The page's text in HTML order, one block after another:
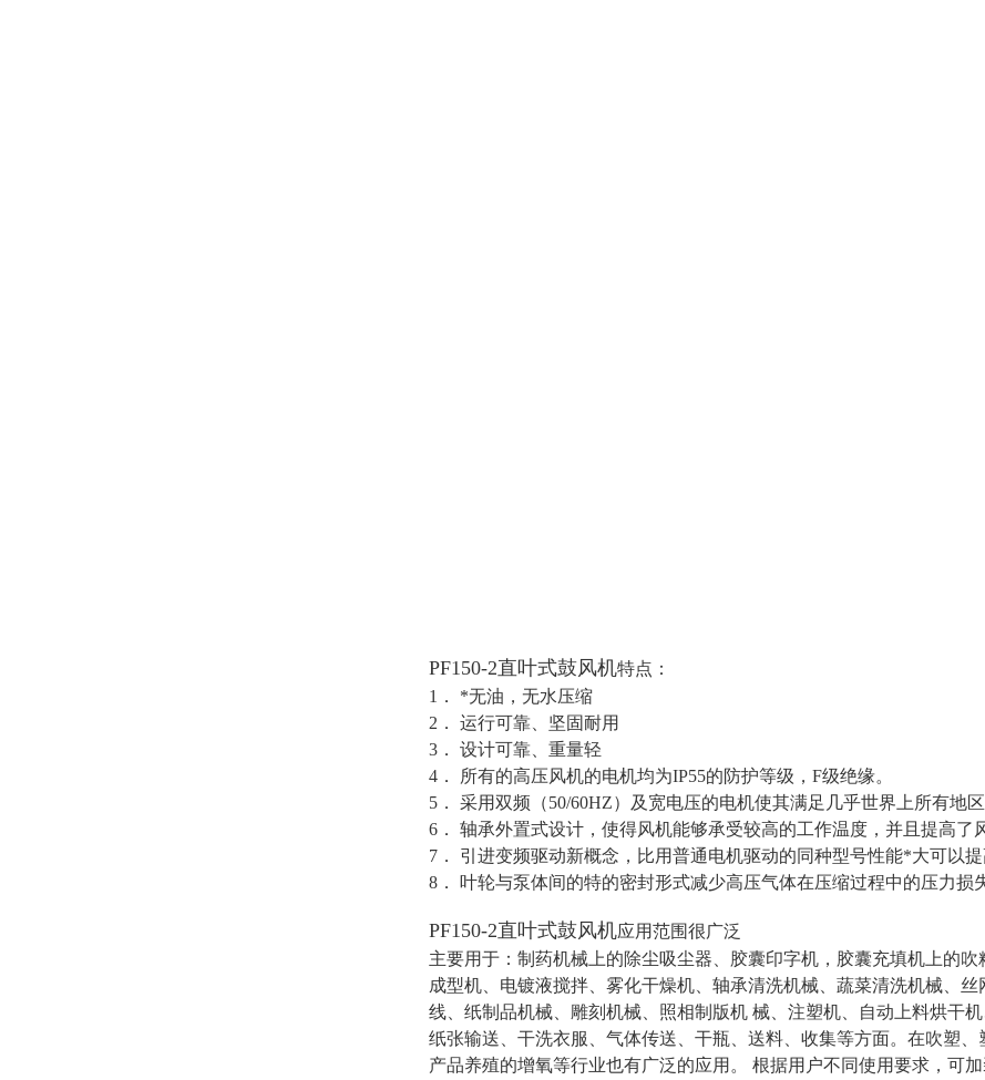
PF150-2直叶式鼓风机特点：
1． *无油，无水压缩
2． 运行可靠、坚固耐用
3． 设计可靠、重量轻
4． 所有的高压风机的电机均为IP55的防护等级，F级绝缘。
5． 采用双频（50/60HZ）及宽电压的电机使其满足几乎世界上所有地区
6． 轴承外置式设计，使得风机能够承受较高的工作温度，并且提高了
7． 引进变频驱动新概念，比用普通电机驱动的同种型号性能*大可以提
8． 叶轮与泵体间的特的密封形式减少高压气体在压缩过程中的压力损
PF150-2直叶式鼓风机应用范围很广泛
主要用于：制药机械上的除尘吸尘器、胶囊印字机，胶囊充填机上的
成型机、电镀液搅拌、雾化干燥机、轴承清洗机械、蔬菜清洗机械、
线、纸制品机械、雕刻机械、照相制版机 械、注塑机、自动上料烘干
纸张输送、干洗衣服、气体传送、干瓶、送料、收集等方面。在吹塑
产品养殖的增氧等行业也有广泛的应用。 根据用户不同使用要求，可